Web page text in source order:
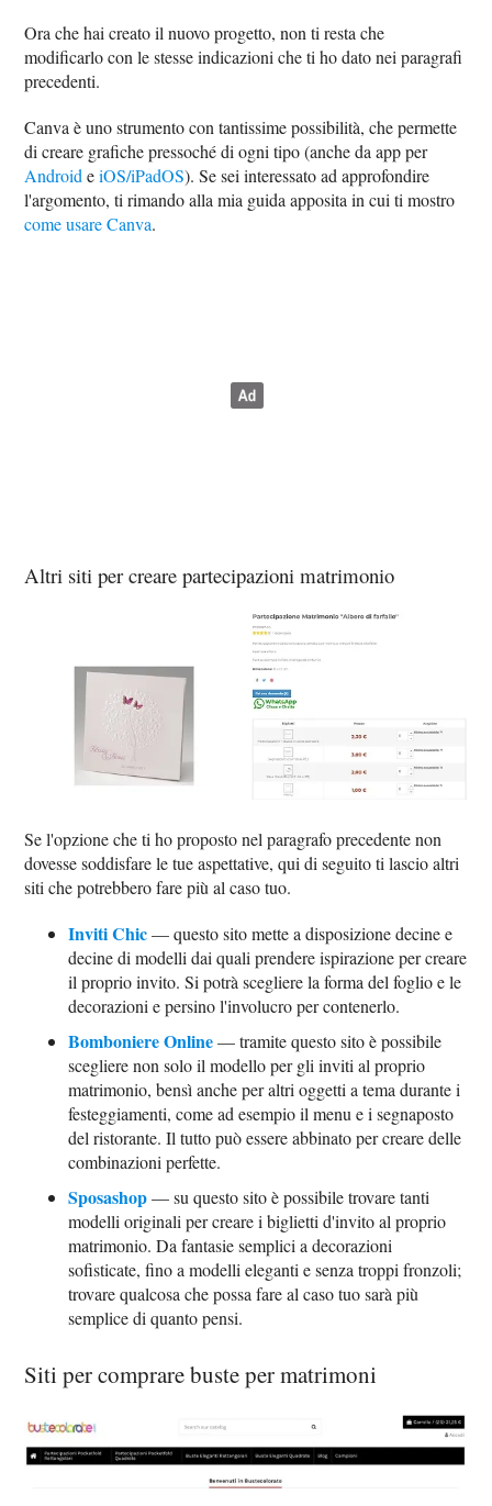
Ora che hai creato il nuovo progetto, non ti resta che
modificarlo con le stesse indicazioni che ti ho dato nei paragrafi
precedenti.
Canva è uno strumento con tantissime possibilità, che permette
di creare grafiche pressoché di ogni tipo (anche da app per
Android eiOS/iPadOS). Se sei interessato ad approfondire
l'argomento, ti rimando alla mia guida apposita in cui ti mostro
come usare Canva.
Altri siti per creare partecipazioni matrimonio
Se l'opzione che ti ho proposto nel paragrafo precedente non
dovesse soddisfare le tue aspettative, qui di seguito ti lascio altri
siti che potrebbero fare più al caso tuo.
Inviti Chic— questo sito mette a disposizione decine e
decine di modelli dai quali prendere ispirazione per creare
il proprio invito. Si potrà scegliere la forma del foglio e le
decorazioni e persino l'involucro per contenerlo.
Bomboniere Online— tramite questo sito è possibile
scegliere non solo il modello per gli inviti al proprio
matrimonio, bensì anche per altri oggetti a tema durante i
festeggiamenti, come ad esempio il menu e i segnaposto
del ristorante. Il tutto può essere abbinato per creare delle
combinazioni perfette.
Sposashop— su questo sito è possibile trovare tanti
modelli originali per creare i biglietti d'invito al proprio
matrimonio. Da fantasie semplici a decorazioni
sofisticate, fino a modelli eleganti e senza troppi fronzoli;
trovare qualcosa che possa fare al caso tuo sarà più
semplice di quanto pensi.
Siti per comprare buste per matrimoni